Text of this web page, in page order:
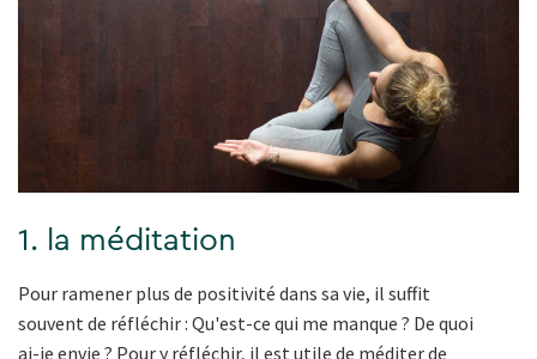
1. la méditation
Pour ramener plus de positivité dans sa vie, il suffit
souvent de réfléchir : Qu'est-ce qui me manque ? De quoi
ai-je envie ? Pour y réfléchir, il est utile de méditer de